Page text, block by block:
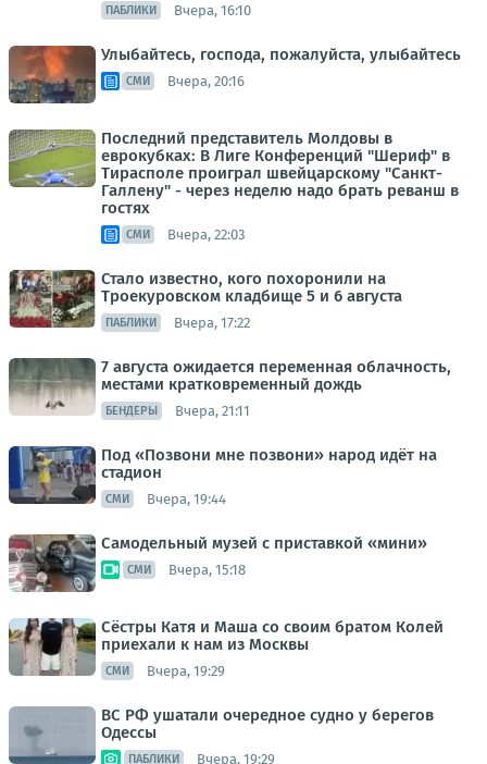
ПАБЛИКИ Вчера, 16:10
Улыбайтесь, господа, пожалуйста, улыбайтесь
СМИ Вчера, 20:16
Последний представитель Молдовы в
еврокубках: В Лиге Конференций "Шериф" в
Тирасполе проиграл швейцарскому "Санкт-
Галлену" - через неделю надо брать реванш в
гостях
СМИ Вчера, 22:03
Стало известно, кого похоронили на
Троекуровском кладбище 5 и 6 августа
ПАБЛИКИ Вчера, 17:22
7 августа ожидается переменная облачность,
местами кратковременный дождь
БЕНДЕРЫ Вчера, 21:11
Под «Позвони мне позвони» народ идёт на
стадион
СМИ Вчера, 19:44
Самодельный музей с приставкой «мини»
СМИ Вчера, 15:18
Сёстры Катя и Маша со своим братом Колей
приехали к нам из Москвы
СМИ Вчера, 19:29
ВС РФ ушатали очередное судно у берегов
Одессы
ПАБЛИКИ Вчера, 19:29